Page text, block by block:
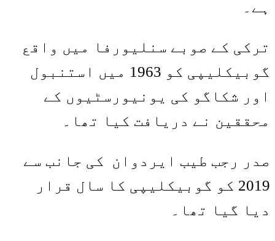
ہے۔
ترکی کے صوبے سنلیورفا میں واقع
گوبیکلیپی کو 1963 میں استنبول
اور شکاگو کی یونیورسٹیوں کے
محققین نے دریافت کیا تھا۔
صدر رجب طیب ایردوان کی جانب سے
2019 کو گوبیکلیپی کا سال قرار
دیا گیا تھا۔